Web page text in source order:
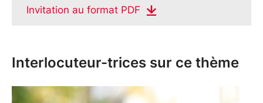
Invitation au format PDF
Interlocuteur-trices sur ce thème